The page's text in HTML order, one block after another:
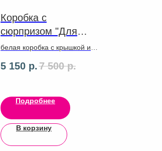
Коробка с
сюрпризом "Для
тебя..."
белая коробка с крышкой и
3D эффектом и наклейкой.
5 150 р.7 500 р.
Подробнее
В корзину